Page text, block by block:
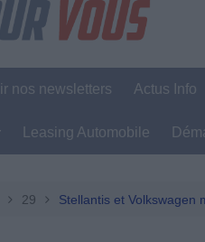
nos newsletters Actus Info
Leasing Automobile
29 Stellantis et Volkswagen